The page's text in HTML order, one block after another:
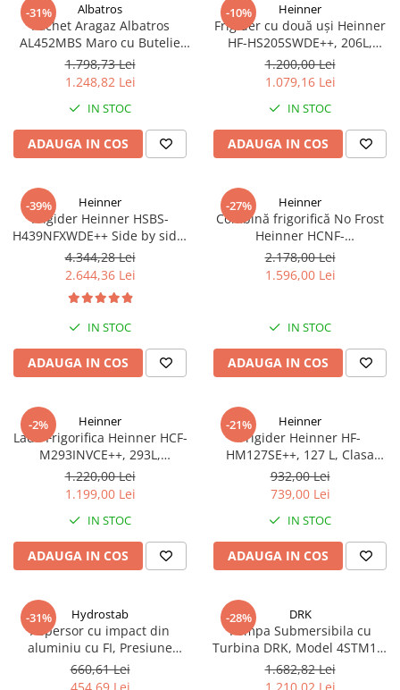
-31% Albatros
Pachet Aragaz Albatros
AL452MBS Maro cu Butelie
GPL 26L și Regulator Gaz – 4
Arzătoare pe Gaz, Cuptor pe
Gaz, Siguranță Plită + Cuptor,
Geam Dublu la Cuptor, Tava și
Grătar Cuptor
1.798,73 Lei
1.248,82 Lei
IN STOC
ADAUGA IN COS
-10% Heinner
Frigider cu două uși Heinner
HF-HS205SWDE++, 206L,
Dozator de apă, Clasa E,
Argintiu
1.200,00 Lei
1.079,16 Lei
IN STOC
ADAUGA IN COS
-39% Heinner
Frigider Heinner HSBS-
H439NFXWDE++ Side by side,
433 l, No Frost, Dozator de
apa, Functie smart, Functie
congelare si racire rapida,
Clasa E, H 176.5 cm, inox
4.344,28 Lei
2.644,36 Lei
IN STOC
ADAUGA IN COS
-27% Heinner
Combină frigorifică No Frost
Heinner HCNF-
HM293INVXE++, 293L,
Compresor Inverter, Clasa E,
Uși Reversibile, Aspect Inox
2.178,00 Lei
1.596,00 Lei
IN STOC
ADAUGA IN COS
-2% Heinner
Lada Frigorifica Heinner HCF-
M293INVCE++, 293L,
Convertibila
Frigider/Congelator,
Compresor Inverter, Clasa
Energetica E, 2 Cosuri, Lumina
LED, Alb
1.220,00 Lei
1.199,00 Lei
IN STOC
ADAUGA IN COS
-21% Heinner
Frigider Heinner HF-
HM127SE++, 127 L, Clasa
energetică E, Dezghețare
automată, Control mecanic cu
termostat ajustabil, Ușă
reversibilă, LED, Argintiu
932,00 Lei
739,00 Lei
IN STOC
ADAUGA IN COS
-31% Hydrostab
Aspersor cu impact din
aluminiu cu FI, Presiune
(bar)1.5-5, Diametru de
aspersie (m)32-58
660,61 Lei
-28% DRK
Pompa Submersibila cu
Turbina DRK, Model 4STM10-
12, ieșire pe 2 Țoli, refulare la
74 m, putere 1.8kW 2.5cp, 12
1.682,82 Lei